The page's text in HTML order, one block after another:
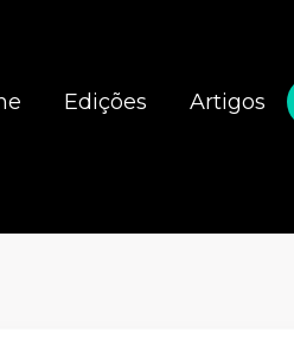
Edições Artigos